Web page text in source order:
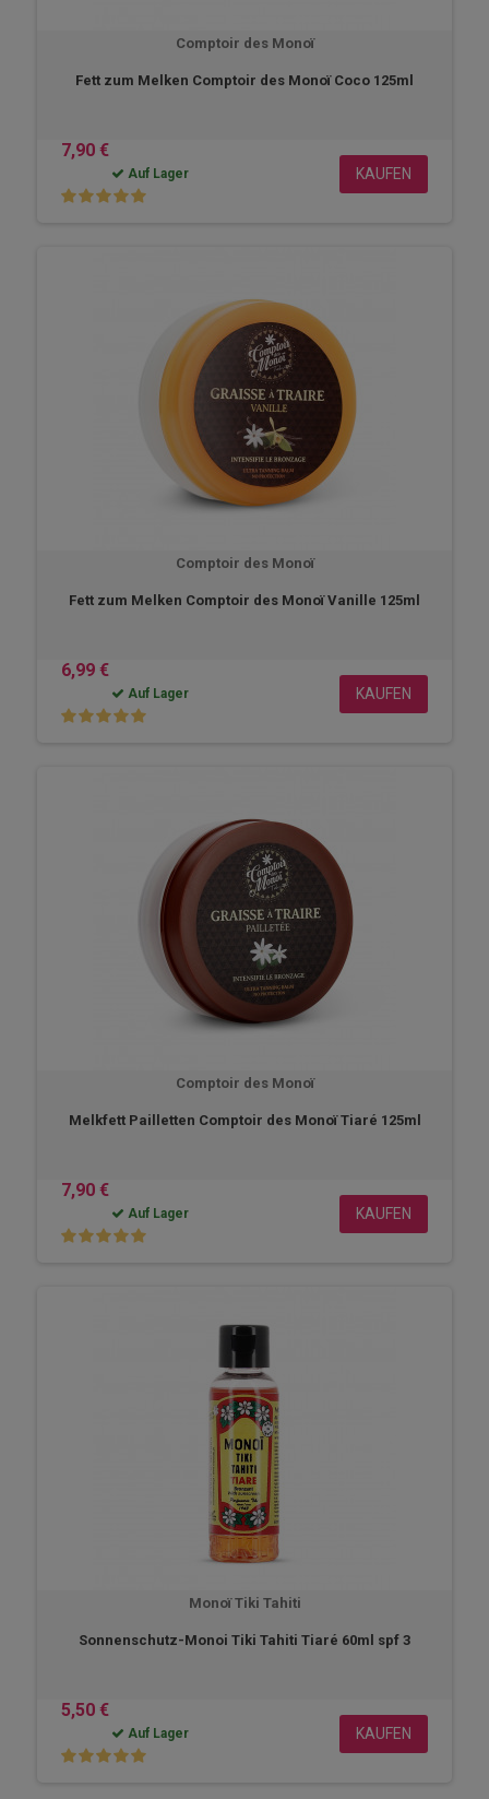
Comptoir des Monoï
Fett zum Melken Comptoir des Monoï Coco 125ml
7,90 €
Auf Lager KAUFEN
Comptoir des Monoï
Fett zum Melken Comptoir des Monoï Vanille 125ml
6,99 €
Auf Lager KAUFEN
Comptoir des Monoï
Melkfett Pailletten Comptoir des Monoï Tiaré 125ml
7,90 €
Auf Lager KAUFEN
Monoï Tiki Tahiti
Sonnenschutz-Monoi Tiki Tahiti Tiaré 60ml spf 3
5,50 €
Auf Lager KAUFEN